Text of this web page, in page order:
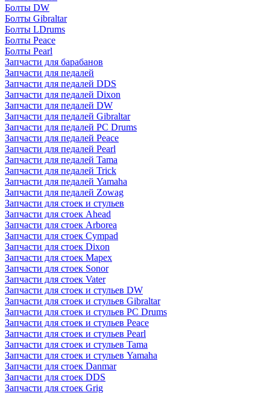
Болты DW
Болты Gibraltar
Болты LDrums
Болты Peace
Болты Pearl
Запчасти для барабанов
Запчасти для педалей
Запчасти для педалей DDS
Запчасти для педалей Dixon
Запчасти для педалей DW
Запчасти для педалей Gibraltar
Запчасти для педалей PC Drums
Запчасти для педалей Peace
Запчасти для педалей Pearl
Запчасти для педалей Tama
Запчасти для педалей Trick
Запчасти для педалей Yamaha
Запчасти для педалей Zowag
Запчасти для стоек и стульев
Запчасти для стоек Ahead
Запчасти для стоек Arborea
Запчасти для стоек Cympad
Запчасти для стоек Dixon
Запчасти для стоек Mapex
Запчасти для стоек Sonor
Запчасти для стоек Vater
Запчасти для стоек и стульев DW
Запчасти для стоек и стульев Gibraltar
Запчасти для стоек и стульев PC Drums
Запчасти для стоек и стульев Peace
Запчасти для стоек и стульев Pearl
Запчасти для стоек и стульев Tama
Запчасти для стоек и стульев Yamaha
Запчасти для стоек Danmar
Запчасти для стоек DDS
Запчасти для стоек Grig